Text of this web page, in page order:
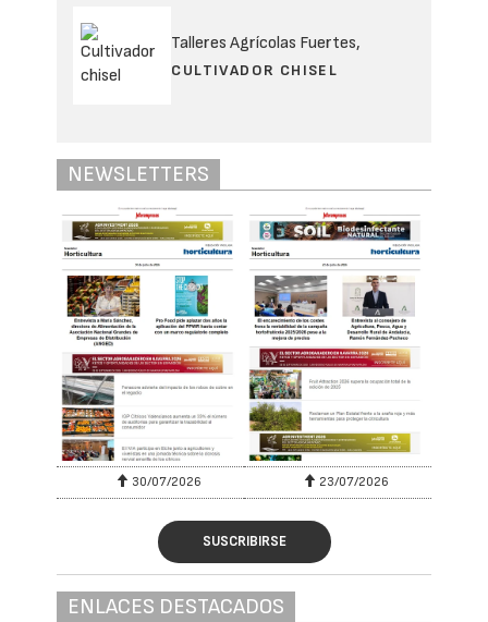
Talleres Agrícolas Fuertes,
CULTIVADOR CHISEL
NEWSLETTERS
30/07/2026 23/07/2026
SUSCRIBIRSE
ENLACES DESTACADOS